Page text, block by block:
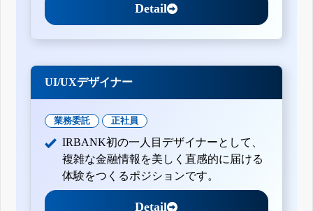
Detail
UI/UXデザイナー
業務委託 正社員
IRBANK初の一人目デザイナーとして、
複雑な金融情報を美しく直感的に届ける
体験をつくるポジションです。
Detail